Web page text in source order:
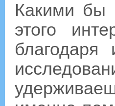
Какими бы
этого